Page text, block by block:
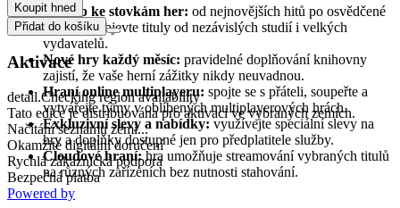
Přístup ke stovkám her: od nejnovějších hitů po osvědčené
klasiky – objevte tituly od nezávislých studií i velkých
vydavatelů.
Nové hry každý měsíc: pravidelné doplňování knihovny
zajistí, že vaše herní zážitky nikdy neuvadnou.
Hraní online multiplayeru: spojte se s přáteli, soupeřte a
vytvářejte týmy v oblíbených multiplayerových hrách.
Exkluzivní slevy a nabídky: využívejte speciální slevy na
hry a doplňky dostupné jen pro předplatitele služby.
Cloudové hraní:hra umožňuje streamování vybraných titulů
na různých zařízeních bez nutnosti stahování.
Koupit hned
Přidat do košíku
Aktivace
detail.Checking region availability
Tato edice je distribuována pro aktivaci ve vybraných zemích.
Načítání seznamu zemí...
Okamžité digitální doručení
Rychlá zákaznická podpora
Bezpečná platba
Powered by